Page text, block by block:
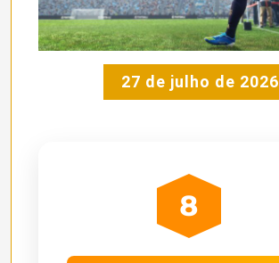
27 de julho de 2026
8